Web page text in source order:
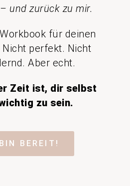
und zurück zu mir.
für deinen
perfekt. Nicht
Aber echt.
Zeit ist, dir selbst
zu sein.
BEREIT!